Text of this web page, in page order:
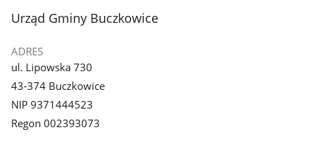
stopka
Urząd Gminy Buczkowice
ADRES
ul. Lipowska 730
43-374 Buczkowice
NIP 9371444523
Regon 002393073